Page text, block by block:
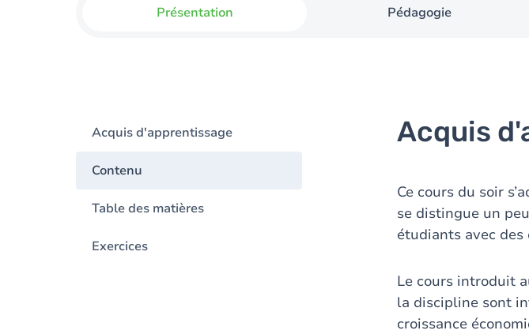
Présentation Pédagogie
Acquis d'apprentissage
Contenu
Table des matières
Exercices
Acquis
Ce cours du soir
se distingue un
étudiants avec
Le cours introduit
la discipline sont
croissance